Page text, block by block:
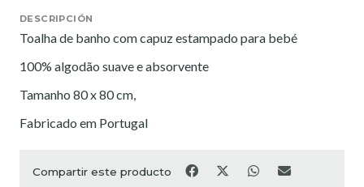
DESCRIPCIÓN
Toalha de banho com capuz estampado para bebé
100% algodão suave e absorvente
Tamanho 80 x 80 cm,
Fabricado em Portugal
Compartir este producto